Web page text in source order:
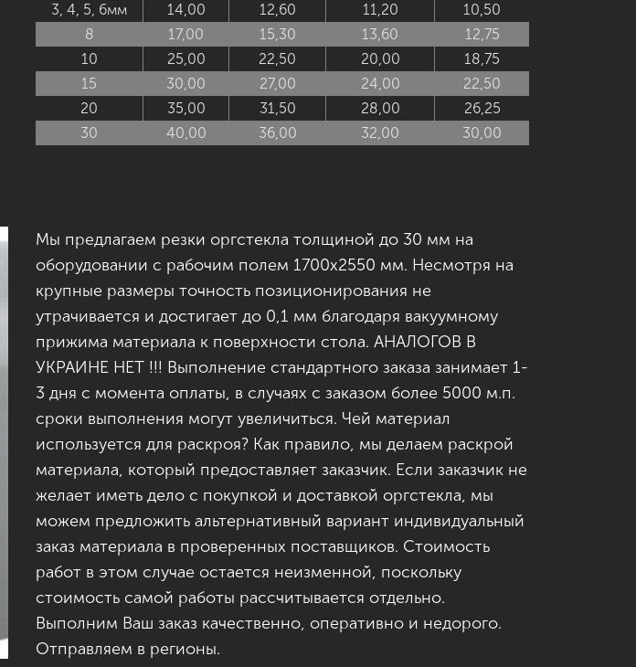
3, 4, 5, 6мм
14,00 12,60 11,20
10,50
8
17,00 15,30 13,60
12,75
10
25,00 22,50 20,00
18,75
15
30,00 27,00 24,00
22,50
20
35,00 31,50 28,00
26,25
30
40,00 36,00 32,00 30,00
Мы предлагаем резки оргстекла толщиной до 30 мм на
оборудовании с рабочим полем 1700х2550 мм. Несмотря на
крупные размеры точность позиционирования не
утрачивается и достигает до 0,1 мм благодаря вакуумному
прижима материала к поверхности стола. АНАЛОГОВ В
УКРАИНЕ НЕТ !!! Выполнение стандартного заказа занимает 1-
3 дня с момента оплаты, в случаях с заказом более 5000 м.п.
сроки выполнения могут увеличиться. Чей материал
используется для раскроя? Как правило, мы делаем раскрой
материала, который предоставляет заказчик. Если заказчик не
желает иметь дело с покупкой и доставкой оргстекла, мы
можем предложить альтернативный вариант индивидуальный
заказ материала в проверенных поставщиков. Стоимость
работ в этом случае остается неизменной, поскольку
стоимость самой работы рассчитывается отдельно.
Выполним Ваш заказ качественно, оперативно и недорого.
Отправляем в регионы.